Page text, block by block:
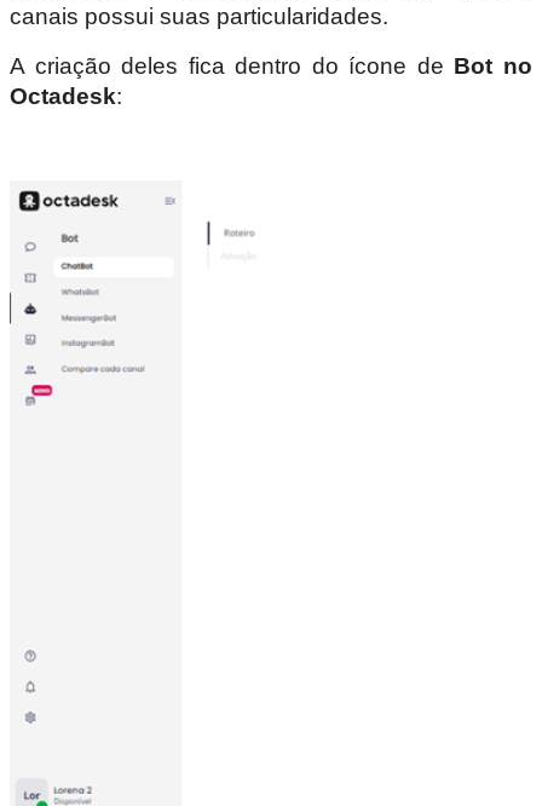
canais possui suas particularidades.
A criação deles fica dentro do ícone de Bot no
Octadesk: